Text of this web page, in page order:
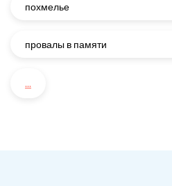
похмелье
провалы в памяти
...